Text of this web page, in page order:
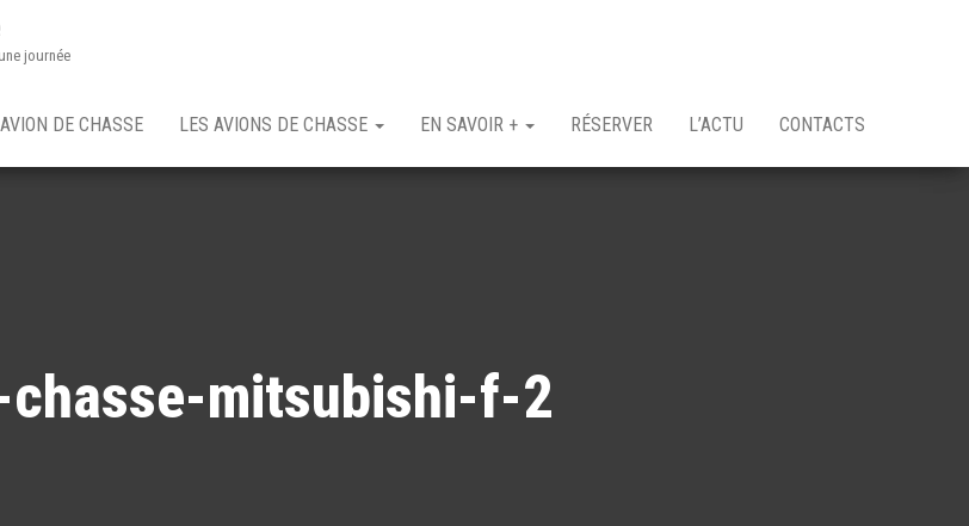
journée
DE CHASSE LES AVIONS DE CHASSE EN SAVOIR + RÉSERVER L’ACTU CONTACTS
chasse-mitsubishi-f-2